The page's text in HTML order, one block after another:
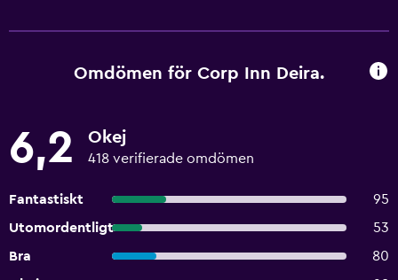
Omdömen för Corp Inn Deira.
6,2 Okej
418 verifierade omdömen
Fantastiskt
95
Utomordentligt
53
Bra
80